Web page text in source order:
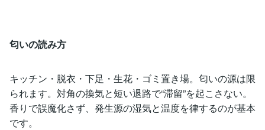
匂いの読み方
キッチン・脱衣・下足・生花・ゴミ置き場。匂いの源は限
られます。対角の換気と短い退路で“滞留”を起こさない。
香りで誤魔化さず、発生源の湿気と温度を律するのが基本
です。